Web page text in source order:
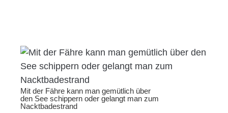
Mit der Fähre kann man gemütlich über
den See schippern oder gelangt man zum
Nacktbadestrand